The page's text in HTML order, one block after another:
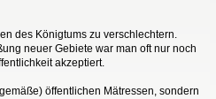
des Königtums zu verschlechtern.
neuer Gebiete war man oft nur noch
akzeptiert.
öffentlichen Mätressen, sondern